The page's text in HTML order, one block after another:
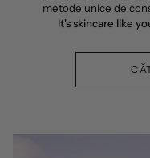
metode unice de
It's skincare like